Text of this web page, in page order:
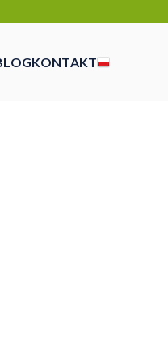
KONTAKT